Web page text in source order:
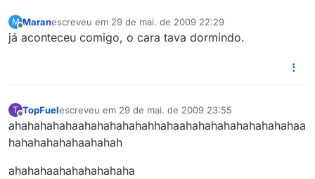
M
Offline
Maranescreveu em 29 de mai. de 2009 22:29
última edição por
já aconteceu comigo, o cara tava dormindo.
T
Offline
TopFuelescreveu em 29 de mai. de 2009 23:55
última edição por
ahahahahahaahahahahahahhahaahahahahahahahahahaa
hahahahahahaahahah
ahahahaahahahahahaha